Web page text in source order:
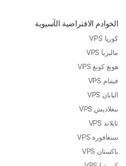
الخوادم الافتراضية الآسيوية
كوريا VPS
ماليزيا VPS
هونغ كونغ VPS
فيتنام VPS
اليابان VPS
بنغلاديش VPS
تايلاند VPS
سنغافورة VPS
باكستان VPS